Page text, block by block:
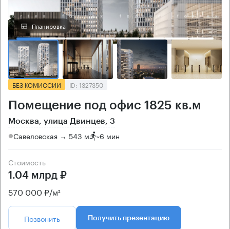
Планировка
БЕЗ КОМИССИИ ID: 1327350
Помещение под офис 1825 кв.м
Москва, улица Двинцев, 3
Савеловская → 543 м ~6 мин
Стоимость
1.04 млрд ₽
570 000 ₽/м²
Позвонить Получить презентацию